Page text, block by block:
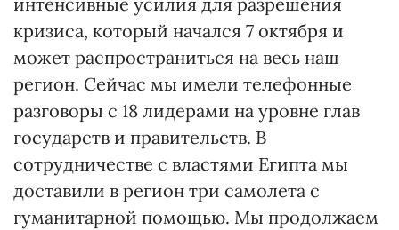
кризиса, который начался 7 октября и
может распространиться на весь наш
регион. Сейчас мы имели телефонные
разговоры с 18 лидерами на уровне глав
государств и правительств. В
сотрудничестве с властями Египта мы
доставили в регион три самолета с
гуманитарной помощью. Мы продолжаем